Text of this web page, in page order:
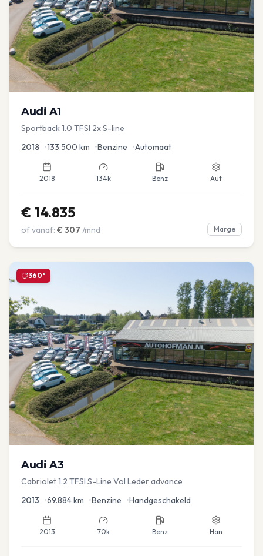
Audi A1
Sportback 1.0 TFSI 2x S-line
2018 •133.500 km •Benzine •Automaat
2018 134k Benz Aut
€ 14.835
of vanaf: € 307 /mnd Marge
360°
Audi A3
Cabriolet 1.2 TFSI S-Line Vol Leder advance
2013 •69.884km •Benzine •Handgeschakeld
2013 70k Benz Han